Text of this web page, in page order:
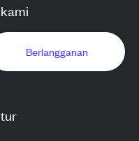
Berlangganan